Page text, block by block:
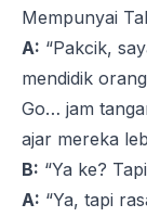
Mempunyai
A: “Pakcik,
mendidik
Go… jam
ajar mereka
B: “Ya ke?
A: “Ya, tapi